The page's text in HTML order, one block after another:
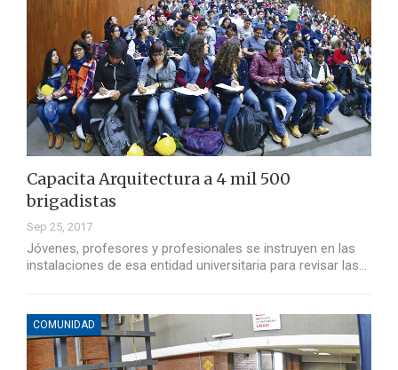
Capacita Arquitectura a 4 mil 500
brigadistas
Sep 25, 2017
Jóvenes, profesores y profesionales se instruyen en las
instalaciones de esa entidad universitaria para revisar las…
COMUNIDAD